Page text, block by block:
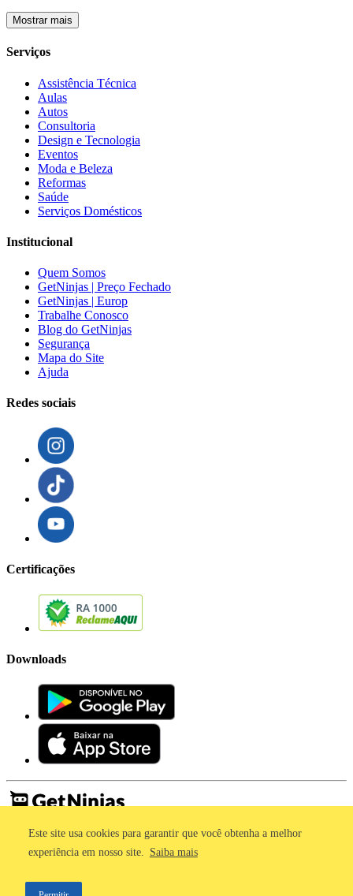
Este site usa cookies para garantir que você obtenha a melhor
experiência em nosso site. Saiba mais
Mostrar mais
Serviços
Assistência Técnica
Aulas
Autos
Consultoria
Design e Tecnologia
Eventos
Moda e Beleza
Reformas
Saúde
Serviços Domésticos
Institucional
Quem Somos
GetNinjas | Preço Fechado
GetNinjas | Europ
Trabalhe Conosco
Blog do GetNinjas
Segurança
Mapa do Site
Ajuda
Redes sociais
Certificações
Downloads
Imprensa
Termos de Uso
©2011 - 2026, GetNinjas LTDA. CNPJ 55.744.877/0001-89 - Rua